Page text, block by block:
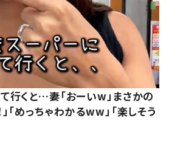
行くと…妻「おーいw」まさかの
「めっちゃわかるww」「楽しそう